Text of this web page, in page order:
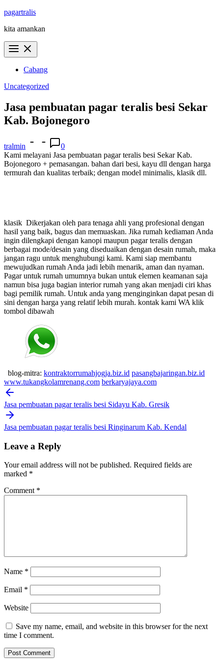
Skip
content
pagartralis
kita amankan
Cabang
Uncategorized
Jasa pembuatan pagar teralis besi Sekar
Kab. Bojonegoro
tralmin
0
Kami melayani Jasa pembuatan pagar teralis besi Sekar Kab.
Bojonegoro + pemasangan. bahan dari besi, kayu dll dengan harga
termurah dan kualitas terbaik; dengan model minimalis, klasik dll.
klasik Dikerjakan oleh para tenaga ahli yang profesional dengan
hasil yang baik, bagus dan memuaskan. Jika rumah kediaman Anda
ingin dilengkapi dengan kanopi maupun pagar teralis dengan
berbagai mode/desain yang diseduaikan dengan desain rumah, maka
jangan ragu untuk menghubungi kami. Kami siap membantu
mewujudkan rumah Anda jadi lebih menarik, aman dan nyaman.
Pagar untuk rumah umumnya bukan untuk elemen keamanan saja
namun bisa juga bagian interior rumah yang akan menjadi ciri khas
bagi pemilik rumah. Untuk anda yang menginginkan dapat pesan di
sini dengan harga yang relatif lebih murah. kontak kami WA klik
tombol dibawah
blog-mitra: kontraktorrumahjogja.biz.id pasangbajaringan.biz.id
www.tukangkolamrenang.com berkaryajaya.com
Post
navigation
Jasa pembuatan pagar teralis besi Sidayu Kab. Gresik
Jasa pembuatan pagar teralis besi Ringinarum Kab. Kendal
Leave a Reply
Your email address will not be published. Required fields are
marked *
Comment *
Name *
Email *
Website
Save my name, email, and website in this browser for the next
time I comment.